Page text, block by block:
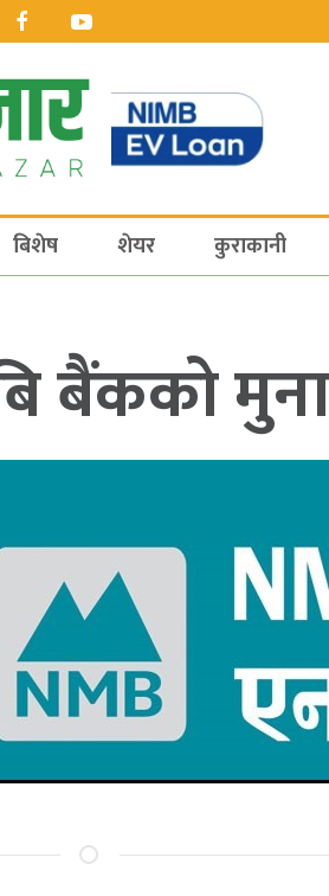
बिशेष शेयर कुराकानी
बैंकको